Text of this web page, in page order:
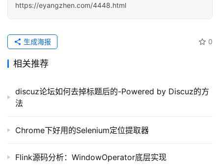
https://eyangzhen.com/4448.html
0
生成海报
相关推荐
discuz论坛如何去掉标题后的-Powered by Discuz的方
法
Chrome下好用的Selenium定位提取器
Flink源码分析：WindowOperator底层实现